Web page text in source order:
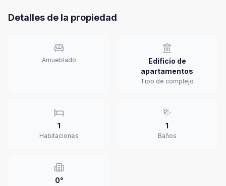
Detalles de la propiedad
Amueblado
Edificio de
apartamentos
Tipo de complejo
1
Habitaciones
1
Baños
0°